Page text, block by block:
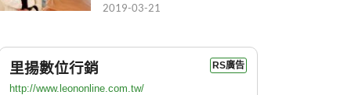
2019-03-21
里揚數位行銷 RS廣告
http://www.leononline.com.tw/